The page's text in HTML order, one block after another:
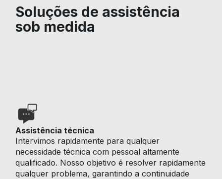
Soluções de assistência
sob medida
Assistência técnica
Intervimos rapidamente para qualquer
necessidade técnica com pessoal altamente
qualificado. Nosso objetivo é resolver rapidamente
qualquer problema, garantindo a continuidade